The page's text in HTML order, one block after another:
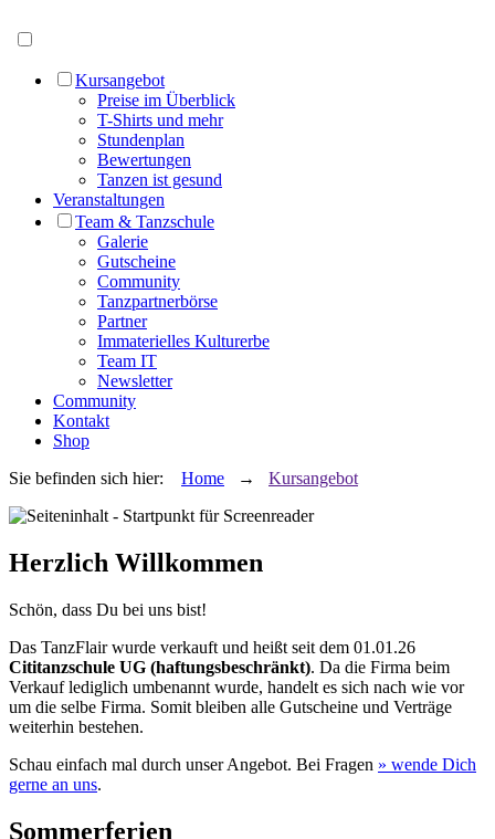
Kursangebot
Preise im Überblick
T-Shirts und mehr
Stundenplan
Bewertungen
Tanzen ist gesund
Veranstaltungen
Team & Tanzschule
Galerie
Gutscheine
Community
Tanzpartnerbörse
Partner
Immaterielles Kulturerbe
Team IT
Newsletter
Community
Kontakt
Shop
Sie befinden sich hier: Home → Kursangebot
Herzlich Willkommen
Schön, dass Du bei uns bist!
Das TanzFlair wurde verkauft und heißt seit dem 01.01.26
Cititanzschule UG (haftungsbeschränkt). Da die Firma beim
Verkauf lediglich umbenannt wurde, handelt es sich nach wie vor
um die selbe Firma. Somit bleiben alle Gutscheine und Verträge
weiterhin bestehen.
Schau einfach mal durch unser Angebot. Bei Fragen » wende Dich
gerne an uns.
Sommerferien